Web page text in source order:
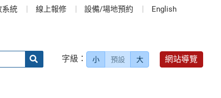
系統 線上報修 設備/場地預約 English
字級： 小 預設 大 網站導覽